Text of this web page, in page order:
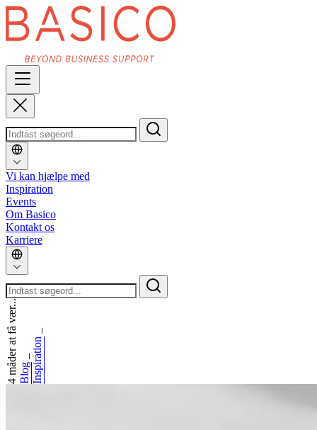
Vi kan hjælpe med
Inspiration
Events
Om Basico
Kontakt os
Karriere
Inspiration
_
Blog
_
4 måder at få vær...